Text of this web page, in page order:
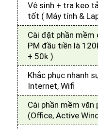
Vệ sinh + tra keo
tốt ( Máy tính &
Cài đặt phần mềm
PM đầu tiền là
+ 50k )
Khắc phục nhanh
Internet, Wifi
Cài phần mềm văn
(Office, Active